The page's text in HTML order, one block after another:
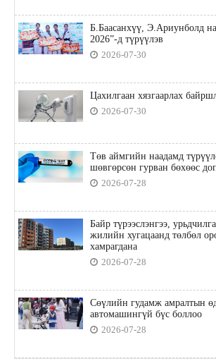
Б.Баасанхүү, Э.Ариунболд
2026”-д түрүүлэв
2026-07-30
Цахилгаан хязгаарлах
2026-07-30
Төв аймгийн наадамд
шөвгөрсөн гурван бөхөөс
2026-07-28
Байр түрээслэнгээ,
жилийн хугацаанд төлбөл
хамрагдана
2026-07-28
Сөүлийн гудамж амралтын
автомашингүй бүс боллоо
2026-07-28